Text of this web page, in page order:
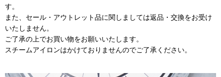
す。
また、セール・アウトレット品に関しましては返品・交換をお受け
いたしません。
ご了承の上でお買い物をお願いいたします。
スチームアイロンはかけておりませんのでご了承ください。